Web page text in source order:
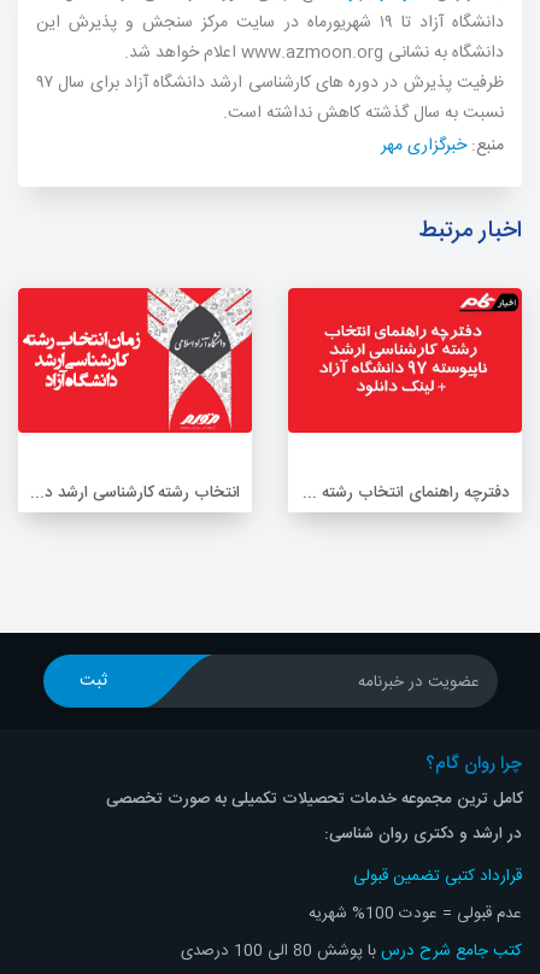
دانشگاه آزاد تا ۱۹ شهریورماه در سایت مرکز سنجش و پذیرش این
دانشگاه به نشانی www.azmoon.org اعلام خواهد شد.
ظرفیت پذیرش در دوره های کارشناسی ارشد دانشگاه آزاد برای سال ۹۷
نسبت به سال گذشته کاهش نداشته است.
منبع:خبرگزاری مهر
اخبار مرتبط
انتخاب رشته کارشناسی ارشد دانشگاه آزاد اسلامی دفترچه راهنمای انتخاب رشته‌ کارشناسی ارشد ناپیوسته 97 دانشگاه آزاد + لینک دانلود
عضویت در خبرنامه ثبت
چرا روان گام؟
کامل ترین مجموعه خدمات تحصیلات تکمیلی به صورت تخصصی
در ارشد و دکتری روان شناسی:
قرارداد کتبی تضمین قبولی
عدم قبولی = عودت 100% شهریه
کتب جامع شرح درسبا پوشش 80 الی 100 درصدی